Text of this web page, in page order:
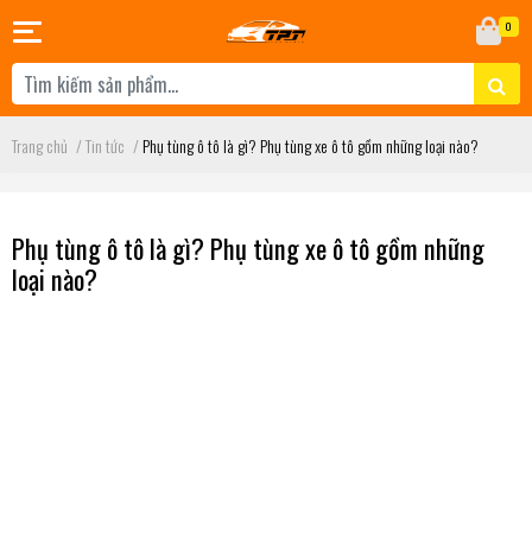
0
Trang chủ /Tin tức /Phụ tùng ô tô là gì? Phụ tùng xe ô tô gồm những loại nào?
Phụ tùng ô tô là gì? Phụ tùng xe ô tô gồm những
loại nào?